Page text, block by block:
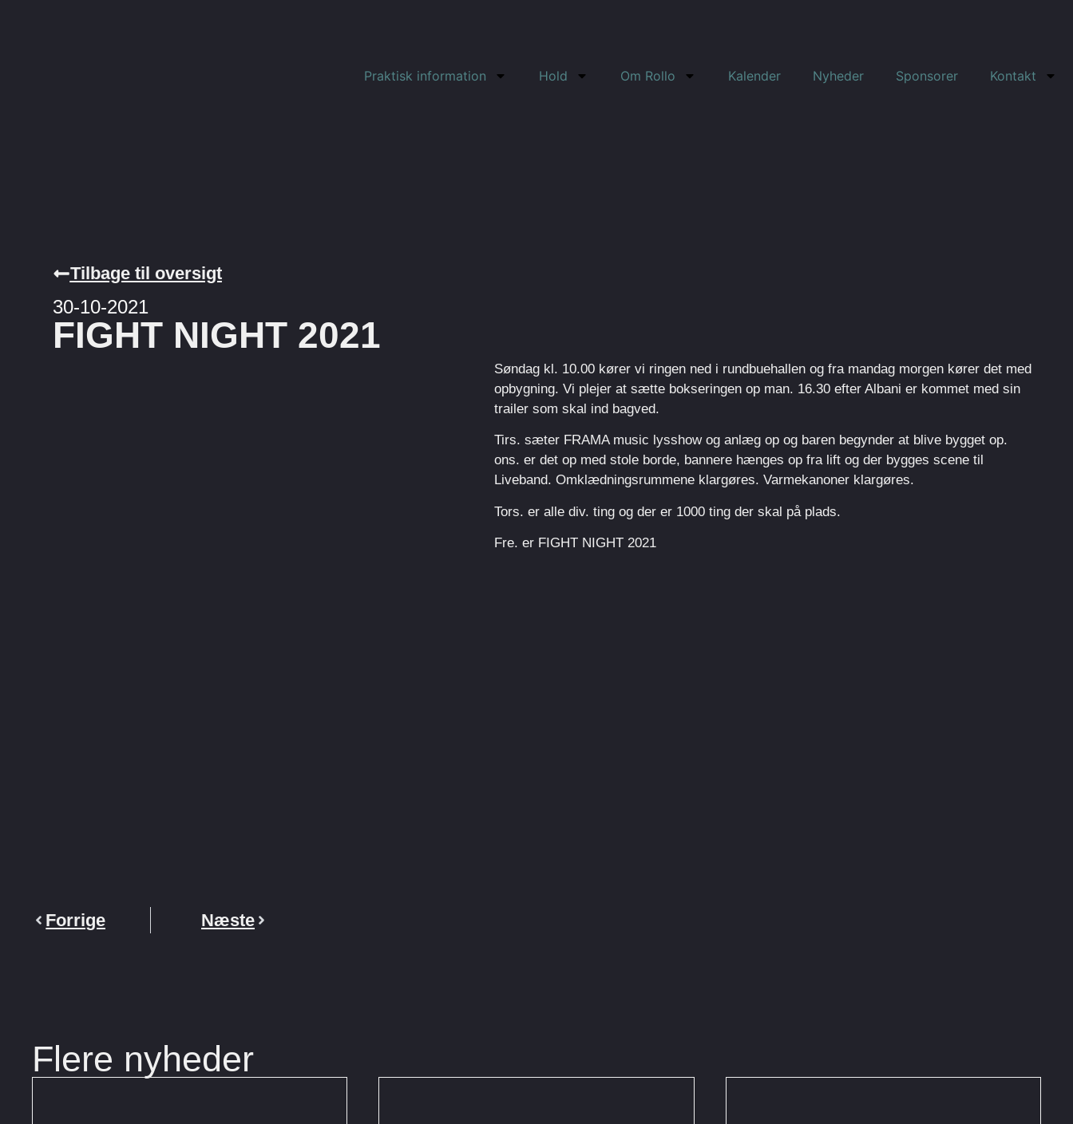
Praktisk information Hold Om Rollo Kalender Nyheder Sponsorer Kontakt
Tilbage til oversigt
30-10-2021
FIGHT NIGHT 2021
Søndag kl. 10.00 kører vi ringen ned i rundbuehallen og fra mandag morgen kører det med
opbygning. Vi plejer at sætte bokseringen op man. 16.30 efter Albani er kommet med sin
trailer som skal ind bagved.
Tirs. sæter FRAMA music lysshow og anlæg op og baren begynder at blive bygget op.
ons. er det op med stole borde, bannere hænges op fra lift og der bygges scene til
Liveband. Omklædningsrummene klargøres. Varmekanoner klargøres.
Tors. er alle div. ting og der er 1000 ting der skal på plads.
Fre. er FIGHT NIGHT 2021
Forrige Næste
Flere nyheder